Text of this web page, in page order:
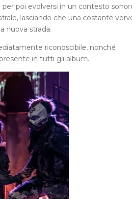
poi evolversi in un contesto
lasciando che una costante
nuova strada.
riconoscibile, nonché
in tutti gli album.